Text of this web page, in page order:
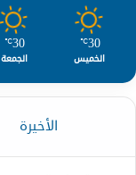
30
℃
الخميس
30
℃
الجمعة
الأخيرة